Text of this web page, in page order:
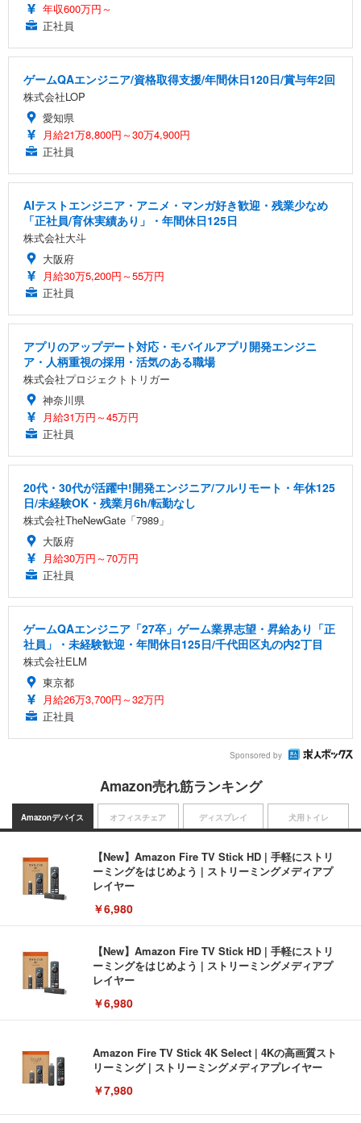
年収600万円～
正社員
ゲームQAエンジニア/資格取得支援/年間休日120日/賞与年2回
株式会社LOP
愛知県
月給21万8,800円～30万4,900円
正社員
AIテストエンジニア・アニメ・マンガ好き歓迎・残業少なめ
「正社員/育休実績あり」・年間休日125日
株式会社大斗
大阪府
月給30万5,200円～55万円
正社員
アプリのアップデート対応・モバイルアプリ開発エンジニ
ア・人柄重視の採用・活気のある職場
株式会社プロジェクトトリガー
神奈川県
月給31万円～45万円
正社員
20代・30代が活躍中!開発エンジニア/フルリモート・年休125
日/未経験OK・残業月6h/転勤なし
株式会社TheNewGate「7989」
大阪府
月給30万円～70万円
正社員
ゲームQAエンジニア「27卒」ゲーム業界志望・昇給あり「正
社員」・未経験歓迎・年間休日125日/千代田区丸の内2丁目
株式会社ELM
東京都
月給26万3,700円～32万円
正社員
Sponsored by
Amazon売れ筋ランキング
Amazonデバイス
【New】Amazon Fire TV Stick HD | 手軽にストリ
ーミングをはじめよう | ストリーミングメディアプ
レイヤー
￥6,980
【New】Amazon Fire TV Stick HD | 手軽にストリ
ーミングをはじめよう | ストリーミングメディアプ
レイヤー
￥6,980
Amazon Fire TV Stick 4K Select | 4Kの高画質スト
リーミング | ストリーミングメディアプレイヤー
￥7,980
オフィスチェア ディスプレイ 犬用トイレ